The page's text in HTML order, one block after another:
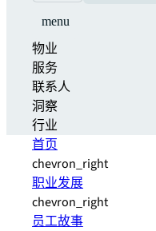
menu
物业
服务
联系人
洞察
行业
首页
chevron_right
职业发展
chevron_right
员工故事